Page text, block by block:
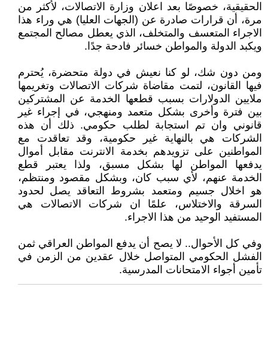
الحقيقية، خصوصًا بعد اعلان وزارة الاتصالات، لأكثر من
مرة، أن قرارات صادرة عن (الجهات العليا) هي وراء هذا
الاجراء المتعسف والمتخلف، الذي يعطل مصالح المجتمع
ويكبد الدولة والمواطن خسائر فادحة جدًا.
ومن دون شك، لو كنا نعيش في دولة متحضرة، يُحترم
فيها القانون، لتمت مقاضاة شركات الاتصالات وتغريمها
ملايين الدولارات بسبب قطعها الخدمة عن المشتركين
بين فترة وأخرى بشكل متعمد ومنهجي، في إجراء غير
قانوني وان تم استجابة لطلب حكومي. ذلك أن هذه
الشركات هي بالنهاية غير حكومية، وقد تعاقدت مع
المواطنين على تزويدهم بخدمة الانترنت مقابل أموال
يدفعها المواطن لها بشكل مسبق، ولذا يعتبر قطع
الخدمة عنهم، لأي سبب كان، وبشكل مقصود ومنتظم،
هو اخلال جسيم ومتعمد بشروط التعاقد يصل لحدود
السرقة والاختلاس، علمًا ان شركات الاتصالات هي
المستفيد الوحيد من هذا الاجراء.
وفي كل الأحوال.. لا يصح أن يدفع المواطن العراقي ثمن
الفشل الحكومي المتواصل خلال عقدين من الزمن في
تأمين أجواء الامتحانات المدرسية.